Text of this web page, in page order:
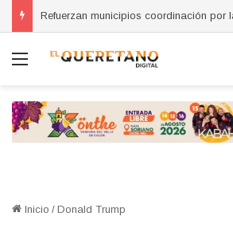
Menú
Inicio / Donald Trump